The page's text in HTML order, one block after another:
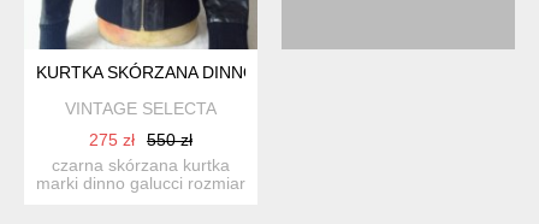
KURTKA SKÓRZANA DINNO GALLUCCI VINTAGE STYLE
VINTAGE SELECTA
275 zł
550 zł
czarna skórzana kurtka
marki dinno galucci rozmiar